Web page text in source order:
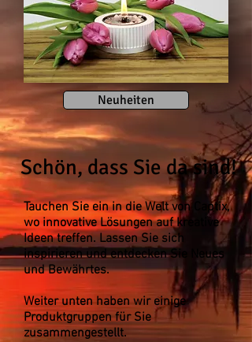
Neuheiten
Schön, dass Sie da sind!
Tauchen Sie ein in die Welt von Captix,
wo innovative Lösungen auf kreative
Ideen treffen. Lassen Sie sich
inspirieren und entdecken Sie Neues
und Bewährtes.
Weiter unten haben wir einige
Produktgruppen für Sie
zusammengestellt.